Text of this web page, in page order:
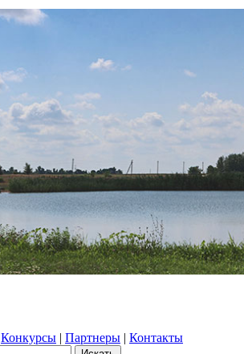
Конкурсы | Партнеры | Контакты